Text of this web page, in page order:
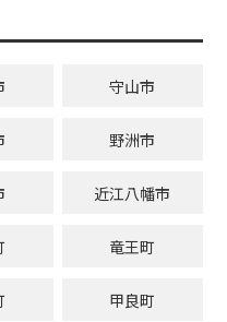
守山市
野洲市
近江八幡市
竜王町
甲良町